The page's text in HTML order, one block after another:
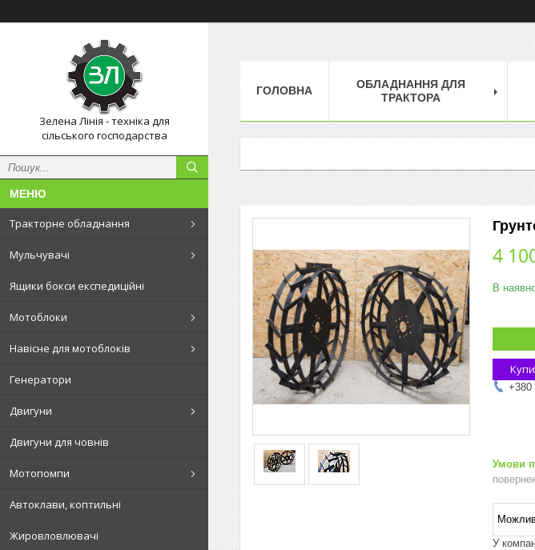
Зелена Лінія - техніка для
сільського господарства
Тракторне обладнання
Мульчувачі
Ящики бокси експедиційні
Мотоблоки
Навісне для мотоблоків
Генератори
Двигуни
Двигуни для човнів
Мотопомпи
Автоклави, коптильні
Жировловлювачі
ГОЛОВНА
ОБЛАДНАННЯ ДЛЯ
ТРАКТОРА
4
В
+380
У